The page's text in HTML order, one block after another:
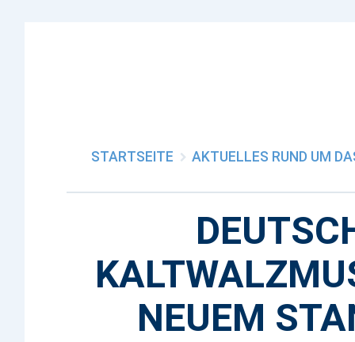
STARTSEITE AKTUELLES RUND UM
NEUEM